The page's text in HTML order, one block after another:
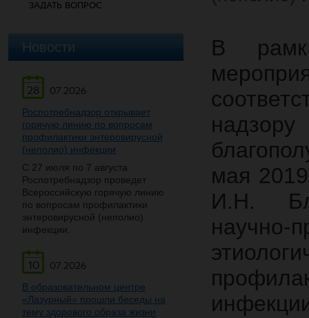
ЗАДАТЬ ВОПРОС
Новости
28
07.2026
Роспотребнадзор открывает
горячую линию по вопросам
профилактики энтеровирусной
(неполио) инфекции
С 27 июля по 7 августа
Роспотребнадзор проведет
Всероссийскую горячую линию
по вопросам профилактики
энтеровирусной (неполио)
инфекции.
10
07.2026
В образовательном центре
«Лазурный» прошли беседы на
тему здорового образа жизни
В
мая
И.Н.
научно-